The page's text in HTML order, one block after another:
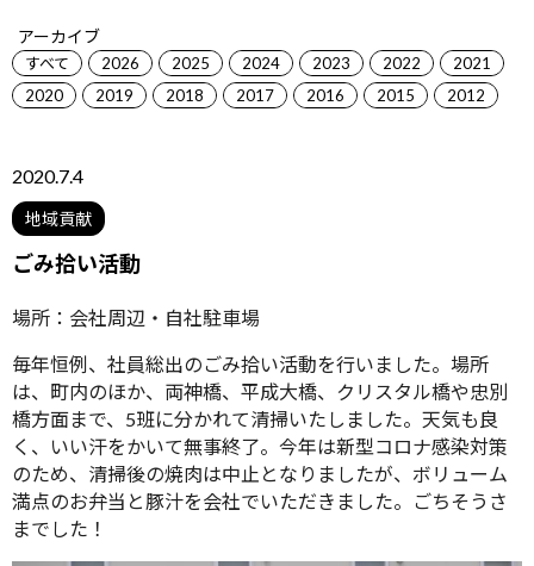
アーカイブ
すべて 2026 2025 2024 2023 2022
2021
2020
2019 2018 2017 2016 2015 2012
2020.7.4
地域貢献
ごみ拾い活動
場所：会社周辺・自社駐車場
毎年恒例、社員総出のごみ拾い活動を行いました。場所
は、町内のほか、両神橋、平成大橋、クリスタル橋や忠別
橋方面まで、5班に分かれて清掃いたしました。天気も良
く、いい汗をかいて無事終了。今年は新型コロナ感染対策
のため、清掃後の焼肉は中止となりましたが、ボリューム
満点のお弁当と豚汁を会社でいただきました。ごちそうさ
までした！